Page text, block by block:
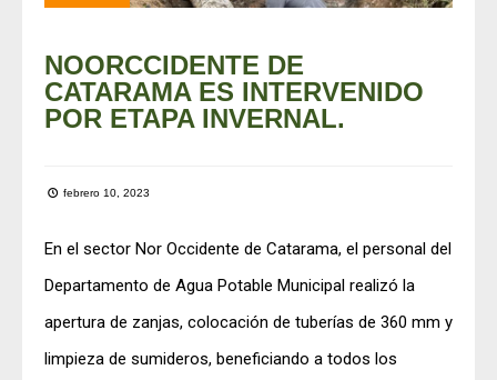
NOORCCIDENTE DE
CATARAMA ES INTERVENIDO
POR ETAPA INVERNAL.
febrero 10, 2023
En el sector Nor Occidente de Catarama, el personal del
Departamento de Agua Potable Municipal realizó la
apertura de zanjas, colocación de tuberías de 360 mm y
limpieza de sumideros, beneficiando a todos los